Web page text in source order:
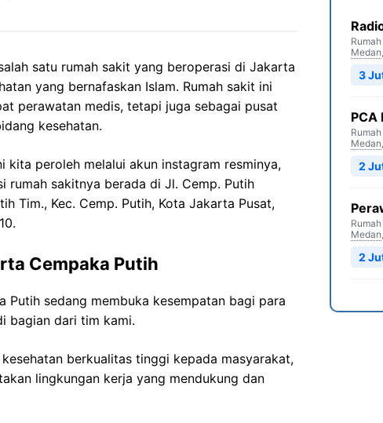
satu rumah sakit yang beroperasi di Jakarta
yang bernafaskan Islam. Rumah sakit ini
perawatan medis, tetapi juga sebagai pusat
kesehatan.
kita peroleh melalui akun instagram resminya,
rumah sakitnya berada di Jl. Cemp. Putih
Tim., Kec. Cemp. Putih, Kota Jakarta Pusat,
Cempaka Putih
Putih sedang membuka kesempatan bagi para
bagian dari tim kami.
berkualitas tinggi kepada masyarakat,
lingkungan kerja yang mendukung dan
Medan,
3
PCA
Medan,
2
Medan,
2